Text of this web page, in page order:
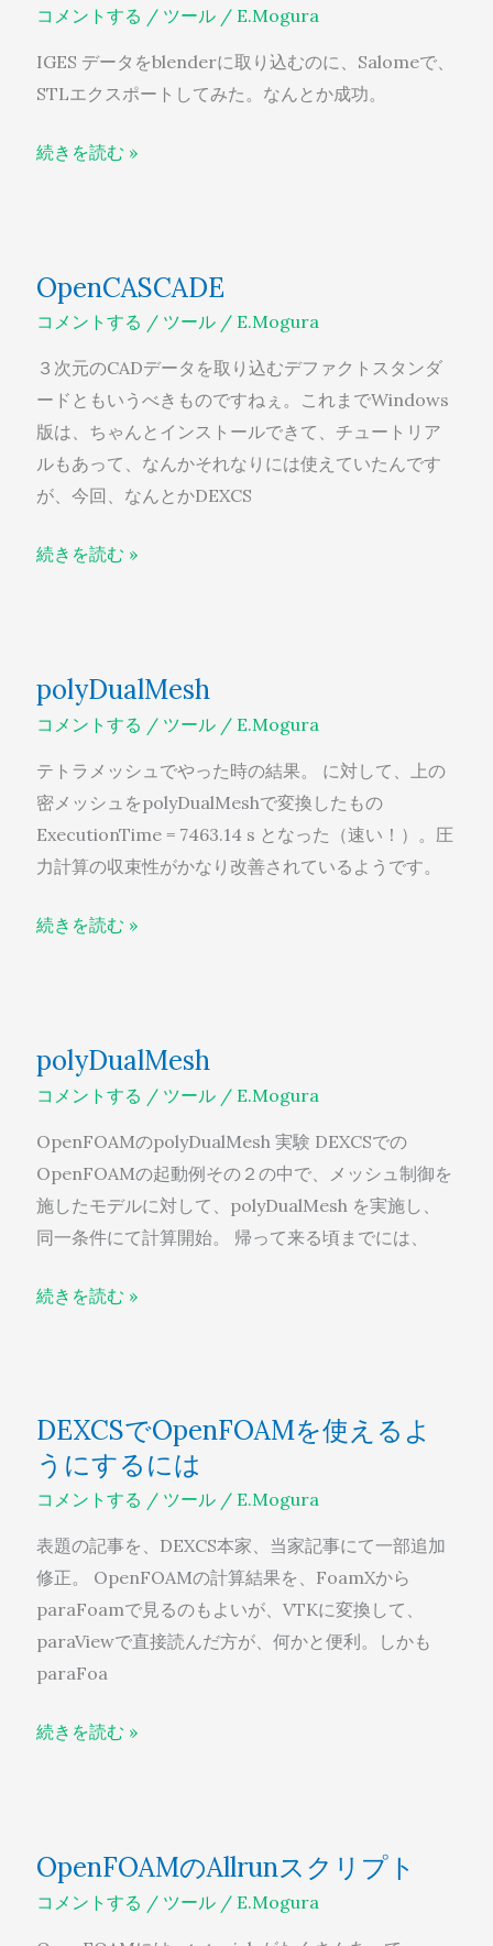
コメントする / ツール/ E.Mogura
IGES データをblenderに取り込むのに、Salomeで、
STLエクスポートしてみた。なんとか成功。
Blender
続きを読む »
OpenCASCADE
コメントする / ツール/ E.Mogura
３次元のCADデータを取り込むデファクトスタンダ
ードともいうべきものですねぇ。これまでWindows
版は、ちゃんとインストールできて、チュートリア
ルもあって、なんかそれなりには使えていたんです
が、今回、なんとかDEXCS
続きを読む »
polyDualMesh
コメントする / ツール/ E.Mogura
テトラメッシュでやった時の結果。 に対して、上の
密メッシュをpolyDualMeshで変換したもの
ExecutionTime = 7463.14 s となった（速い！）。圧
力計算の収束性がかなり改善されているようです。
続きを読む »
polyDualMesh
コメントする / ツール/ E.Mogura
OpenFOAMのpolyDualMesh 実験 DEXCSでの
OpenFOAMの起動例その２の中で、メッシュ制御を
施したモデルに対して、polyDualMesh を実施し、
同一条件にて計算開始。 帰って来る頃までには、
続きを読む »
DEXCSでOpenFOAMを使えるよ
うにするには
コメントする / ツール/ E.Mogura
表題の記事を、DEXCS本家、当家記事にて一部追加
修正。 OpenFOAMの計算結果を、FoamXから
paraFoamで見るのもよいが、VTKに変換して、
paraViewで直接読んだ方が、何かと便利。しかも
paraFoa
で
OpenFOAM
を
え
る
よ
う
に
す
続きを読む »
OpenFOAMのAllrunスクリプト
コメントする / ツール/ E.Mogura
の
Allrun